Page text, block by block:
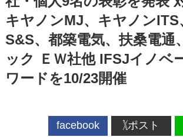
キヤノンMJ、キヤノンITS
S&S、都築電気、扶桑電通
ック ＥＷ社他 IFSJイノベ
ワードを10/23開催
facebook ポスト